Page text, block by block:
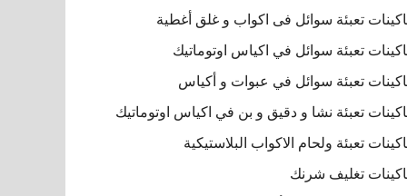
تعبئة سوائل فى اكواب و غلق أغطية
تعبئة سوائل في اكياس اوتوماتيك
تعبئة سوائل في عبوات و أكياس
تعبئة نشا و دقيق و بن في اكياس اوتوماتيك
تعبئة ولحام الاكواب البلاستيكية
تغليف شرنك